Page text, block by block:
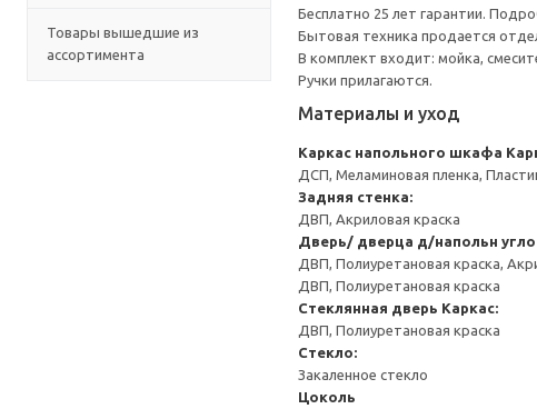
Товары вышедшие из
ассортимента
Бесплатно 25 лет гарантии.
Бытовая техника продается
В комплект входит: мойка,
Ручки прилагаются.
Материалы и уход
Каркас напольного шкафа
ДСП, Меламиновая пленка,
Задняя стенка:
ДВП, Акриловая краска
Дверь/ дверца д/напольн
ДВП, Полиуретановая краска,
ДВП, Полиуретановая краска
Стеклянная дверь Каркас:
ДВП, Полиуретановая краска
Стекло:
Закаленное стекло
Цоколь